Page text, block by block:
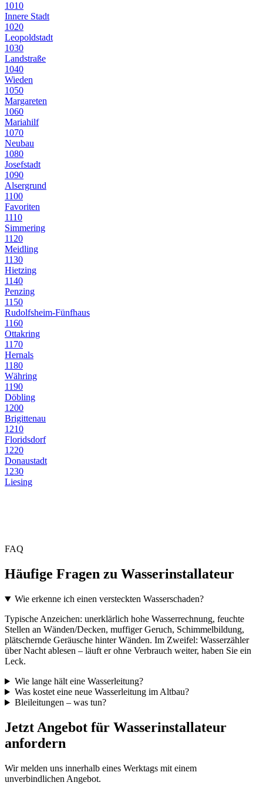
1010
Innere Stadt
1020
Leopoldstadt
1030
Landstraße
1040
Wieden
1050
Margareten
1060
Mariahilf
1070
Neubau
1080
Josefstadt
1090
Alsergrund
1100
Favoriten
1110
Simmering
1120
Meidling
1130
Hietzing
1140
Penzing
1150
Rudolfsheim-Fünfhaus
1160
Ottakring
1170
Hernals
1180
Währing
1190
Döbling
1200
Brigittenau
1210
Floridsdorf
1220
Donaustadt
1230
Liesing
FAQ
Häufige Fragen zu Wasserinstallateur
Wie erkenne ich einen versteckten Wasserschaden?
Typische Anzeichen: unerklärlich hohe Wasserrechnung, feuchte
Stellen an Wänden/Decken, muffiger Geruch, Schimmelbildung,
plätschernde Geräusche hinter Wänden. Im Zweifel: Wasserzähler
über Nacht ablesen – läuft er ohne Verbrauch weiter, haben Sie ein
Leck.
Wie lange hält eine Wasserleitung?
Was kostet eine neue Wasserleitung im Altbau?
Bleileitungen – was tun?
Jetzt Angebot für Wasserinstallateur
anfordern
Wir melden uns innerhalb eines Werktags mit einem
unverbindlichen Angebot.